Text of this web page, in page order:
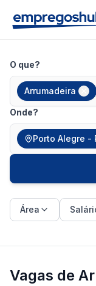
O que?
Arrumadeira
Onde?
Porto Alegre -
Área
Vagas de